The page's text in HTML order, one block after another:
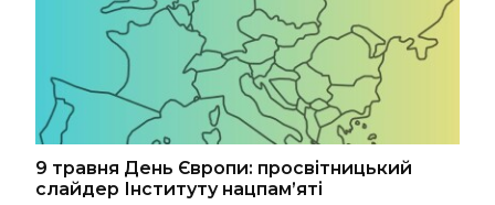
9 травня День Європи: просвітницький
слайдер Інституту нацпам’яті